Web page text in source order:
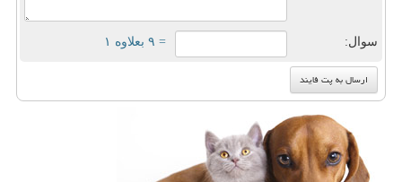
سوال: = ۹ بعلاوه ۱